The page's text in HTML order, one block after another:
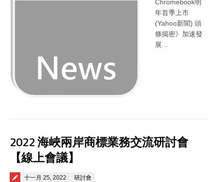
Chromebook明
年首季上市
(Yahoo新聞) 頭
條揭密》加速發
展...
2022 海峽兩岸商標業務交流研討會
【線上會議】
Posted on
十一月 25, 2022 研討會